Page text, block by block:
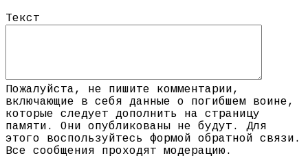
Текст
Пожалуйста, не пишите комментарии,
включающие в себя данные о погибшем воине,
которые следует дополнить на страницу
памяти. Они опубликованы не будут. Для
этого воспользуйтесь формой обратной связи.
Все сообщения проходят модерацию.